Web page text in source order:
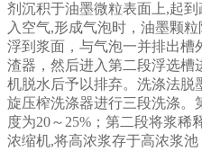
剂沉积于油墨微粒表面上,起
入空气,形成气泡时，油墨颗
浮到浆面，与气泡一并排出槽
渣器，然后进入第二段浮选槽
机脱水后予以排弃。洗涤法脱
旋压榨洗涤器进行三段洗涤。
度为20～25%；第二段将浆稀
浓缩机,将高浓浆存于高浓浆